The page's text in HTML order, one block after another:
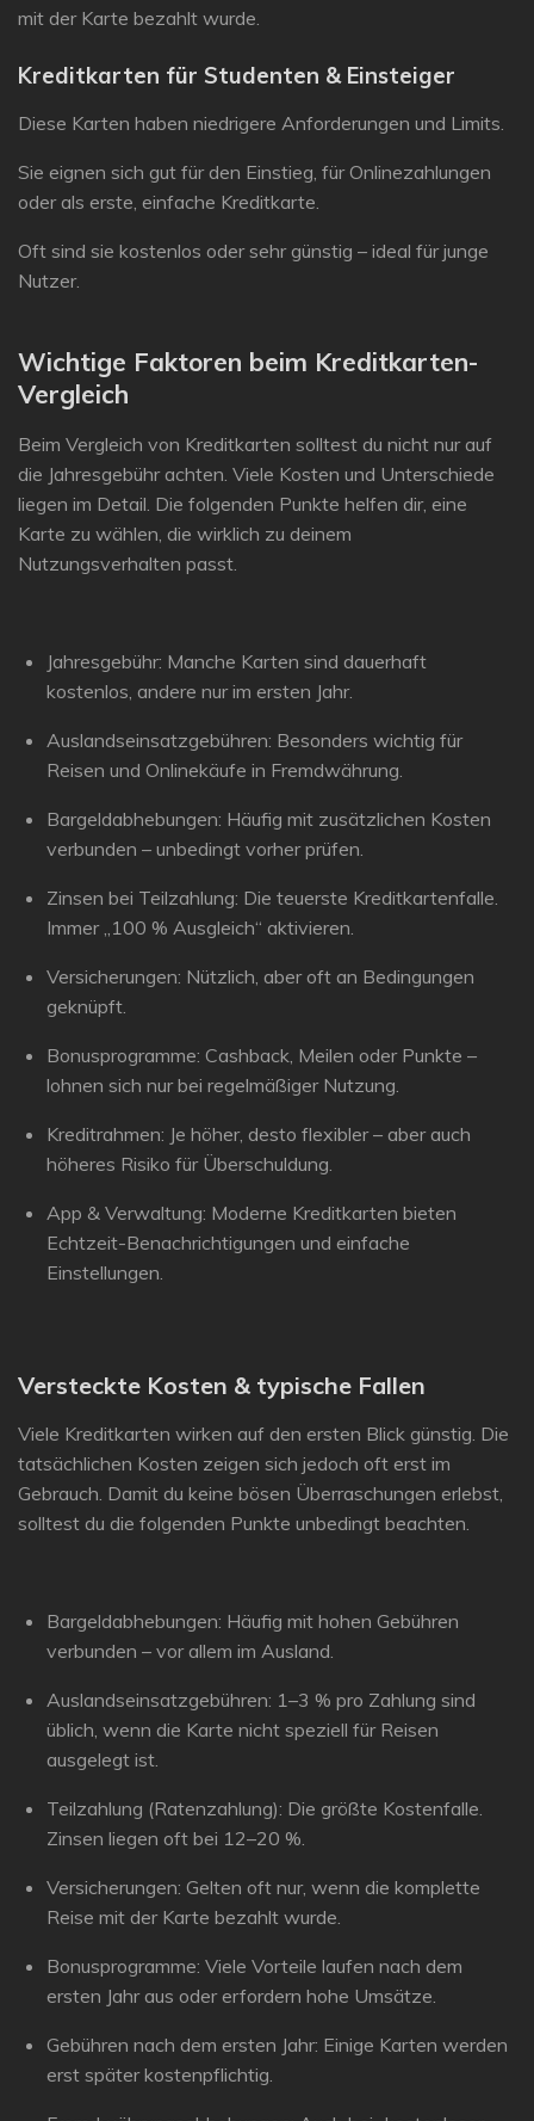
mit der Karte bezahlt wurde.
Kreditkarten für Studenten & Einsteiger
Diese Karten haben niedrigere Anforderungen und Limits.
Sie eignen sich gut für den Einstieg, für Onlinezahlungen
oder als erste, einfache Kreditkarte.
Oft sind sie kostenlos oder sehr günstig – ideal für junge
Nutzer.
Wichtige Faktoren beim Kreditkarten-
Vergleich
Beim Vergleich von Kreditkarten solltest du nicht nur auf
die Jahresgebühr achten. Viele Kosten und Unterschiede
liegen im Detail. Die folgenden Punkte helfen dir, eine
Karte zu wählen, die wirklich zu deinem
Nutzungsverhalten passt.
Jahresgebühr: Manche Karten sind dauerhaft
kostenlos, andere nur im ersten Jahr.
Auslandseinsatzgebühren: Besonders wichtig für
Reisen und Onlinekäufe in Fremdwährung.
Bargeldabhebungen: Häufig mit zusätzlichen Kosten
verbunden – unbedingt vorher prüfen.
Zinsen bei Teilzahlung: Die teuerste Kreditkartenfalle.
Immer „100 % Ausgleich“ aktivieren.
Versicherungen: Nützlich, aber oft an Bedingungen
geknüpft.
Bonusprogramme: Cashback, Meilen oder Punkte –
lohnen sich nur bei regelmäßiger Nutzung.
Kreditrahmen: Je höher, desto flexibler – aber auch
höheres Risiko für Überschuldung.
App & Verwaltung: Moderne Kreditkarten bieten
Echtzeit-Benachrichtigungen und einfache
Einstellungen.
Versteckte Kosten & typische Fallen
Viele Kreditkarten wirken auf den ersten Blick günstig. Die
tatsächlichen Kosten zeigen sich jedoch oft erst im
Gebrauch. Damit du keine bösen Überraschungen erlebst,
solltest du die folgenden Punkte unbedingt beachten.
Bargeldabhebungen: Häufig mit hohen Gebühren
verbunden – vor allem im Ausland.
Auslandseinsatzgebühren: 1–3 % pro Zahlung sind
üblich, wenn die Karte nicht speziell für Reisen
ausgelegt ist.
Teilzahlung (Ratenzahlung): Die größte Kostenfalle.
Zinsen liegen oft bei 12–20 %.
Versicherungen: Gelten oft nur, wenn die komplette
Reise mit der Karte bezahlt wurde.
Bonusprogramme: Viele Vorteile laufen nach dem
ersten Jahr aus oder erfordern hohe Umsätze.
Gebühren nach dem ersten Jahr: Einige Karten werden
erst später kostenpflichtig.